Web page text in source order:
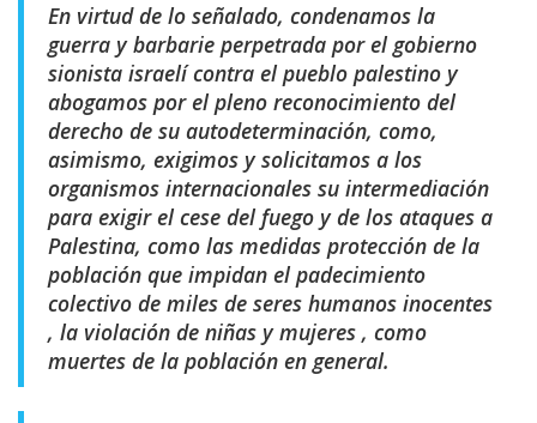
En virtud de lo señalado, condenamos la
guerra y barbarie perpetrada por el gobierno
sionista israelí contra el pueblo palestino y
abogamos por el pleno reconocimiento del
derecho de su autodeterminación, como,
asimismo, exigimos y solicitamos a los
organismos internacionales su intermediación
para exigir el cese del fuego y de los ataques a
Palestina, como las medidas protección de la
población que impidan el padecimiento
colectivo de miles de seres humanos inocentes
, la violación de niñas y mujeres , como
muertes de la población en general.